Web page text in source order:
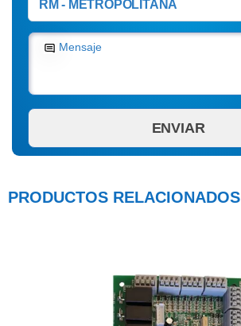
Mensaje
PRODUCTOS RELACIONADOS